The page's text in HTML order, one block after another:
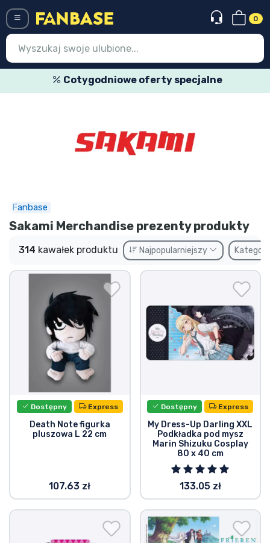
0
Cotygodniowe oferty specjalne
Fanbase
Sakami Merchandise prezenty produkty
314 kawałek produktu Najpopularniejszy
Dostępny Express
Death Note figurka
pluszowa L 22 cm
107.63 zł
Dostępny Express
My Dress-Up Darling XXL
Podkładka pod mysz
Marin Shizuku Cosplay
80 x 40 cm
133.05 zł
Najnowsze rzeczy
Przedsprzedaż
Outlet produkty
Wysyłka i płatność
Rzeczy seryjne
Rzeczy filmowe
Wspaniałe rzeczy
Rzeczy z anime
Rzeczy sportowe
Rzeczy muzyczne